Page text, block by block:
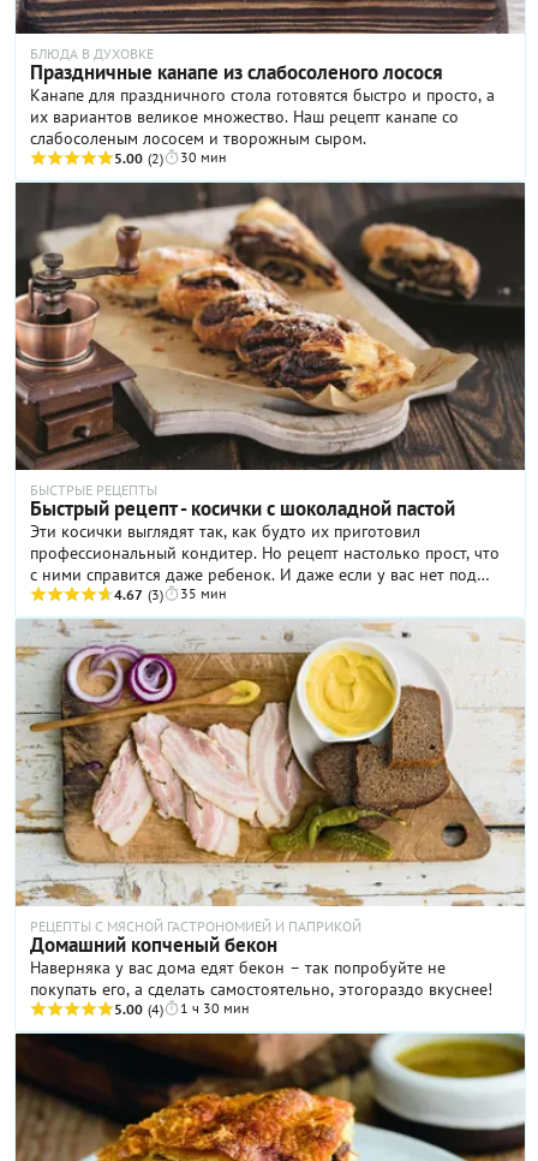
БЛЮДА В ДУХОВКЕ
Праздничные канапе из слабосоленого лосося
Канапе для праздничного стола готовятся быстро и просто, а
их вариантов великое множество. Наш рецепт канапе со
слабосоленым лососем и творожным сыром.
5.00 (2) 30 мин
БЫСТРЫЕ РЕЦЕПТЫ
Быстрый рецепт - косички с шоколадной пастой
Эти косички выглядят так, как будто их приготовил
профессиональный кондитер. Но рецепт настолько прост, что
с ними справится даже ребенок. И даже если у вас нет под
рукой шоколадной пасты, просто смажьте тесто густым
джемом или просто посыпьте сахаром с корицей. Вкусно будет
в любом случае.
4.67 (3) 35 мин
РЕЦЕПТЫ С МЯСНОЙ ГАСТРОНОМИЕЙ И ПАПРИКОЙ
Домашний копченый бекон
Наверняка у вас дома едят бекон – так попробуйте не
покупать его, а сделать самостоятельно, этогораздо вкуснее!
5.00 (4) 1 ч 30 мин